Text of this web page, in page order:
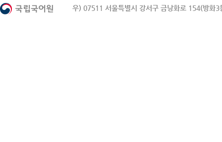
우) 07511 서울특별시 강서구 금낭화로 154(방화3